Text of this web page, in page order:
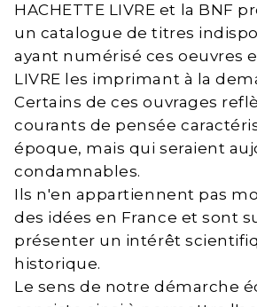
HACHETTE LIVRE et la BNF
un catalogue de titres
ayant numérisé ces oeuvres
LIVRE les imprimant à la
Certains de ces ouvrages
courants de pensée
époque, mais qui seraient
condamnables.
Ils n'en appartiennent pas
des idées en France et sont
présenter un intérêt
historique.
Le sens de notre démarche